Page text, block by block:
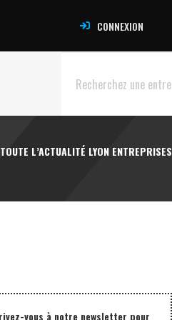
CONNEXION
TOUTE L’ACTUALITÉ LYON ENTREPRISES
vous à notre newsletter pour